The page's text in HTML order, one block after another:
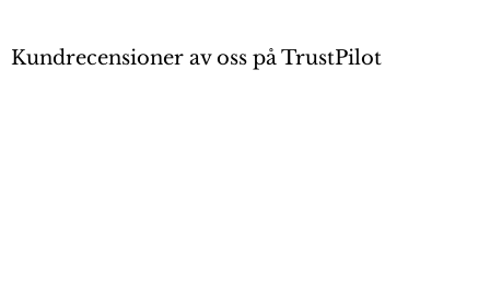
Kundrecensioner av oss på TrustPilot